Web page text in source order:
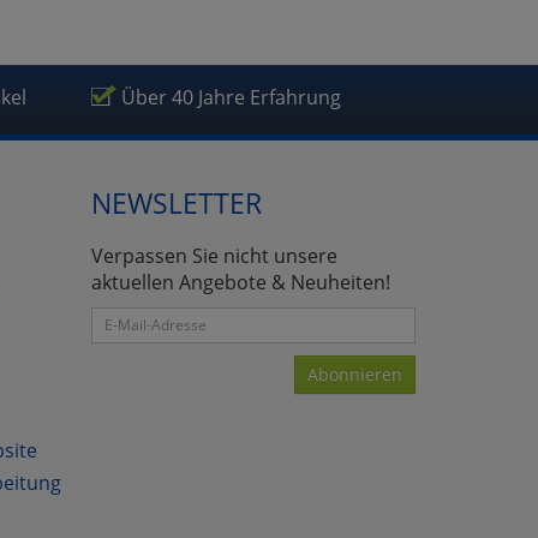
Über 40 Jahre Erfahrung
NEWSLETTER
Verpassen Sie nicht unsere
aktuellen Angebote & Neuheiten!
Abonnieren